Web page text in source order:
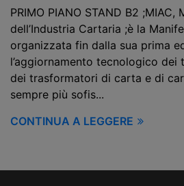
PRIMO PIANO STAND B2
dell’Industria Cartaria ;è la
organizzata fin dalla sua prima
l’aggiornamento tecnologico
dei trasformatori di carta e di
sempre più sofis...
CONTINUA A LEGGERE